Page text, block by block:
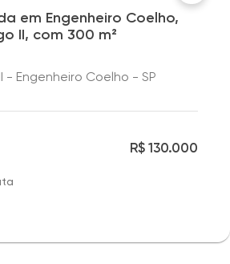
em Engenheiro Coelho,
II, com 300 m²
- Engenheiro Coelho - SP
R$ 130.000